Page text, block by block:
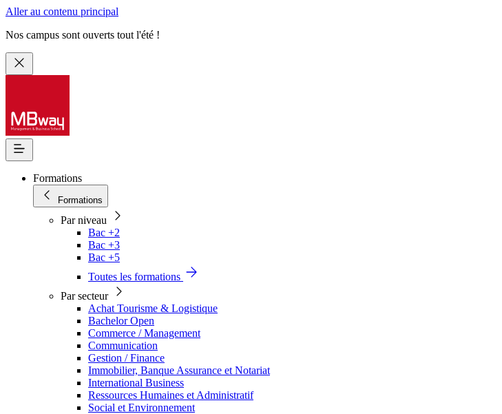
Aller au contenu principal
Nos campus sont ouverts tout l'été !
Formations
Formations
Par niveau
Bac +2
Bac +3
Bac +5
Toutes les formations
Par secteur
Achat Tourisme & Logistique
Bachelor Open
Commerce / Management
Communication
Gestion / Finance
Immobilier, Banque Assurance et Notariat
International Business
Ressources Humaines et Administratif
Social et Environnement